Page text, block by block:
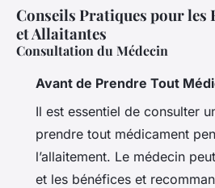
Conseils Pratiques pour les
et Allaitantes
Consultation du Médecin
Avant de Prendre Tout
Il est essentiel de consulter
prendre tout médicament
l’allaitement. Le médecin
et les bénéfices et